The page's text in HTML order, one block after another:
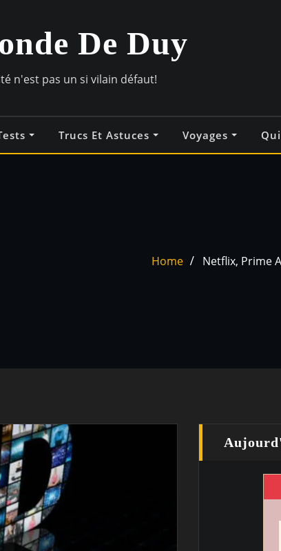
De Duy
n'est pas un si vilain défaut!
Trucs Et Astuces Voyages
Home Netflix, Prime